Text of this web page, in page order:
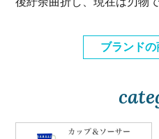
ブランド